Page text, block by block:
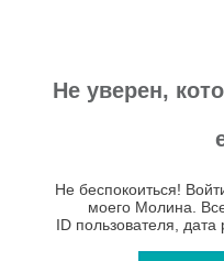
Не уверен,
Не беспокоиться!
моего Молина.
ID пользователя,